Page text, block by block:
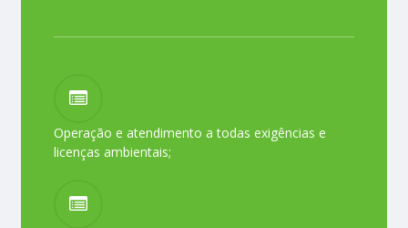
Operação e atendimento a todas exigências e
licenças ambientais;